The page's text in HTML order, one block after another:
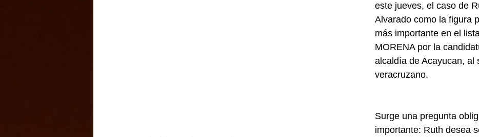
este jueves, el caso de
Alvarado como la figura
más importante en el
MORENA por la
alcaldía de Acayucan, al
veracruzano.
Surge una pregunta
importante: Ruth desea